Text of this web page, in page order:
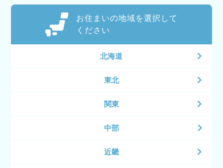
お住まいの地域を選択して
ください
北海道
東北
関東
中部
近畿